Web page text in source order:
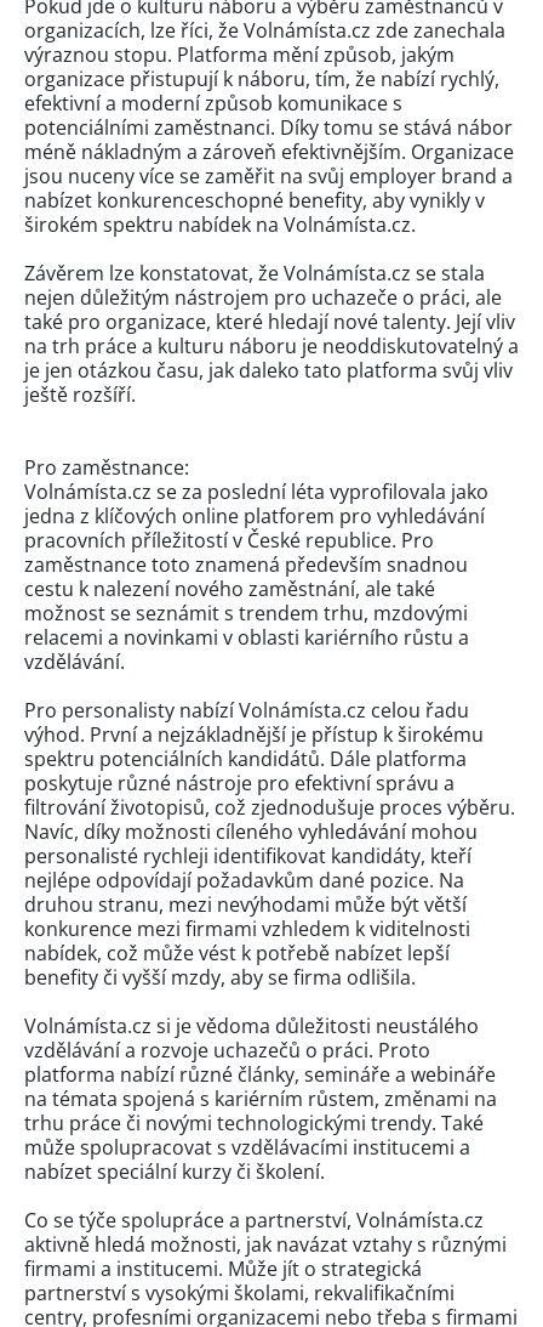
Pokud jde o kulturu náboru a výběru zaměstnanců v
organizacích, lze říci, že Volnámísta.cz zde zanechala
výraznou stopu. Platforma mění způsob, jakým
organizace přistupují k náboru, tím, že nabízí rychlý,
efektivní a moderní způsob komunikace s
potenciálními zaměstnanci. Díky tomu se stává nábor
méně nákladným a zároveň efektivnějším. Organizace
jsou nuceny více se zaměřit na svůj employer brand a
nabízet konkurenceschopné benefity, aby vynikly v
širokém spektru nabídek na Volnámísta.cz.
Závěrem lze konstatovat, že Volnámísta.cz se stala
nejen důležitým nástrojem pro uchazeče o práci, ale
také pro organizace, které hledají nové talenty. Její vliv
na trh práce a kulturu náboru je neoddiskutovatelný a
je jen otázkou času, jak daleko tato platforma svůj vliv
ještě rozšíří.
Pro zaměstnance:
Volnámísta.cz se za poslední léta vyprofilovala jako
jedna z klíčových online platforem pro vyhledávání
pracovních příležitostí v České republice. Pro
zaměstnance toto znamená především snadnou
cestu k nalezení nového zaměstnání, ale také
možnost se seznámit s trendem trhu, mzdovými
relacemi a novinkami v oblasti kariérního růstu a
vzdělávání.
Pro personalisty nabízí Volnámísta.cz celou řadu
výhod. První a nejzákladnější je přístup k širokému
spektru potenciálních kandidátů. Dále platforma
poskytuje různé nástroje pro efektivní správu a
filtrování životopisů, což zjednodušuje proces výběru.
Navíc, díky možnosti cíleného vyhledávání mohou
personalisté rychleji identifikovat kandidáty, kteří
nejlépe odpovídají požadavkům dané pozice. Na
druhou stranu, mezi nevýhodami může být větší
konkurence mezi firmami vzhledem k viditelnosti
nabídek, což může vést k potřebě nabízet lepší
benefity či vyšší mzdy, aby se firma odlišila.
Volnámísta.cz si je vědoma důležitosti neustálého
vzdělávání a rozvoje uchazečů o práci. Proto
platforma nabízí různé články, semináře a webináře
na témata spojená s kariérním růstem, změnami na
trhu práce či novými technologickými trendy. Také
může spolupracovat s vzdělávacími institucemi a
nabízet speciální kurzy či školení.
Co se týče spolupráce a partnerství, Volnámísta.cz
aktivně hledá možnosti, jak navázat vztahy s různými
firmami a institucemi. Může jít o strategická
partnerství s vysokými školami, rekvalifikačními
centry, profesními organizacemi nebo třeba s firmami